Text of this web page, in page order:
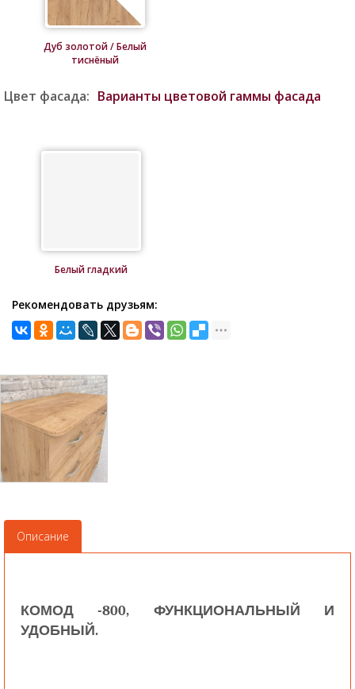
Дуб золотой / Белый
тиснёный
Цвет фасада: Варианты цветовой гаммы фасада
Белый гладкий
Рекомендовать друзьям:
Описание
КОМОД -800, ФУНКЦИОНАЛЬНЫЙ И
УДОБНЫЙ.